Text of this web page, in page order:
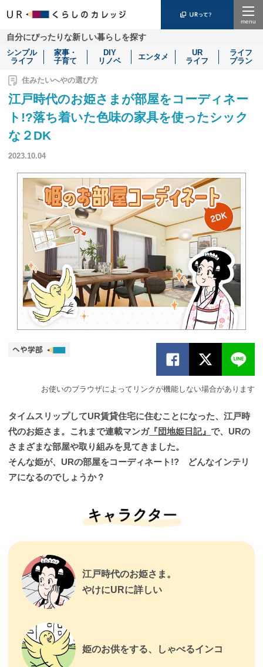
自分にぴったりな新しい暮らしを探す
シンプル
ライフ
家事・
子育て
DIY
リノベ
エンタメ
UR
ライフ
ライフ
プラン
住みたいへやの選び方
江戸時代のお姫さまが部屋をコーディネー
ト!?落ち着いた色味の家具を使ったシック
な２DK
2023.10.04
お使いのブラウザによってリンクが機能しない場合があります
タイムスリップしてUR賃貸住宅に住むことになった、江戸時
代のお姫さま。これまで連載マンガ『団地姫日記』 で、URの
さまざまな部屋や取り組みを見てきました。
そんな姫が、URの部屋をコーディネート!? どんなインテリ
アになるのでしょうか？
江戸時代のお姫さま。
やけにURに詳しい
姫のお供をする、しゃべるインコ